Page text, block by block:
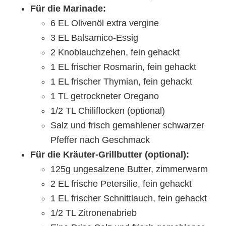
Für die Marinade:
6 EL Olivenöl extra vergine
3 EL Balsamico-Essig
2 Knoblauchzehen, fein gehackt
1 EL frischer Rosmarin, fein gehackt
1 EL frischer Thymian, fein gehackt
1 TL getrockneter Oregano
1/2 TL Chiliflocken (optional)
Salz und frisch gemahlener schwarzer
Pfeffer nach Geschmack
Für die Kräuter-Grillbutter (optional):
125g ungesalzene Butter, zimmerwarm
2 EL frische Petersilie, fein gehackt
1 EL frischer Schnittlauch, fein gehackt
1/2 TL Zitronenabrieb